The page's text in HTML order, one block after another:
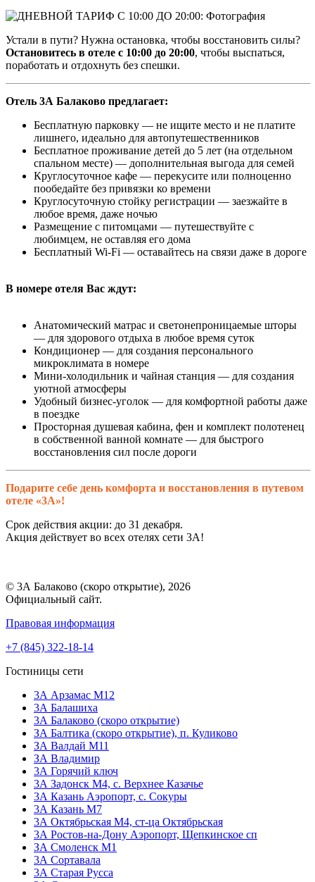
Устали в пути? Нужна остановка, чтобы восстановить силы?
Остановитесь в отеле с 10:00 до 20:00, чтобы выспаться,
поработать и отдохнуть без спешки.
Отель 3А Балаково предлагает:
Бесплатную парковку — не ищите место и не платите
лишнего, идеально для автопутешественников
Бесплатное проживание детей до 5 лет (на отдельном
спальном месте) — дополнительная выгода для семей
Круглосуточное кафе — перекусите или полноценно
пообедайте без привязки ко времени
Круглосуточную стойку регистрации — заезжайте в
любое время, даже ночью
Размещение с питомцами — путешествуйте с
любимцем, не оставляя его дома
Бесплатный Wi-Fi — оставайтесь на связи даже в дороге
В номере отеля Вас ждут:
Анатомический матрас и светонепроницаемые шторы
— для здорового отдыха в любое время суток
Кондиционер — для создания персонального
микроклимата в номере
Мини-холодильник и чайная станция — для создания
уютной атмосферы
Удобный бизнес-уголок — для комфортной работы даже
в поездке
Просторная душевая кабина, фен и комплект полотенец
в собственной ванной комнате — для быстрого
восстановления сил после дороги
Подарите себе день комфорта и восстановления в путевом
отеле «3А»!
Срок действия акции: до 31 декабря.
Акция действует во всех отелях сети 3А!
© 3А Балаково (скоро открытие), 2026
Официальный сайт.
Правовая информация
+7 (845) 322-18-14
Гостиницы сети
3А Арзамас М12
3А Балашиха
3А Балаково (скоро открытие)
ЗА Балтика (скоро открытие), п. Куликово
ЗА Валдай M11
ЗА Владимир
3А Горячий ключ
3А Задонск М4, с. Верхнее Казачье
3А Казань Аэропорт, с. Сокуры
3А Казань М7
3А Октябрьская М4, ст-ца Октябрьская
3А Ростов-на-Дону Аэропорт, Щепкинское сп
ЗА Смоленск М1
3А Сортавала
3А Старая Русса